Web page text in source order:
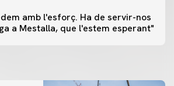
amb l'esforç. Ha de servir-nos
a Mestalla, que l'estem esperant"